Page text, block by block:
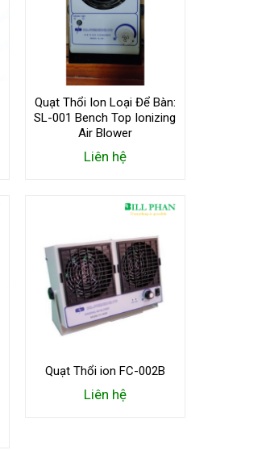
Quạt Thổi Ion Loại Để Bàn:
SL-001 Bench Top Ionizing
Air Blower
Liên hệ
Quạt Thổi ion FC-002B
Liên hệ